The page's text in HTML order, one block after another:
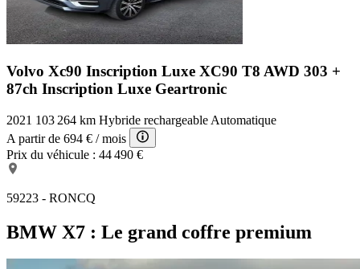
Volvo Xc90 Inscription Luxe XC90 T8 AWD 303 +
87ch Inscription Luxe Geartronic
2021 103 264 km Hybride rechargeable Automatique
A partir de 694 € / mois
Prix du véhicule : 44 490 €
59223 - RONCQ
BMW X7 : Le grand coffre premium